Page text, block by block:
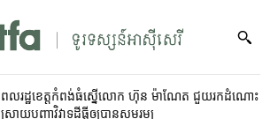
ពលរដ្ឋ​ខេត្តកំពង់ធំ​ស្នើ​លោក ហ៊ុន ម៉ាណែត ជួយ​រក​ដំណោះ
ស្រាយ​បញ្ហា​វិវាទ​ដីធ្លី​ឲ្យ​បាន​សមរម្យ